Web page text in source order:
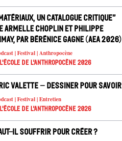
un catalogue critique”
Armelle Choplin et Philippe
par Bérénice Gagne (AEA 2026)
| Festival | Anthropocène
de l'Anthropocène 2026
Valette – Dessiner pour savoir
| Festival | Entretien
de l'Anthropocène 2026
il souffrir pour créer ?